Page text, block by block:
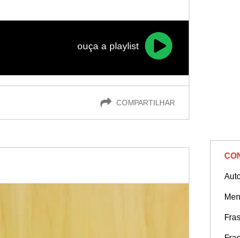
ouça a playlist
COMPARTILHAR